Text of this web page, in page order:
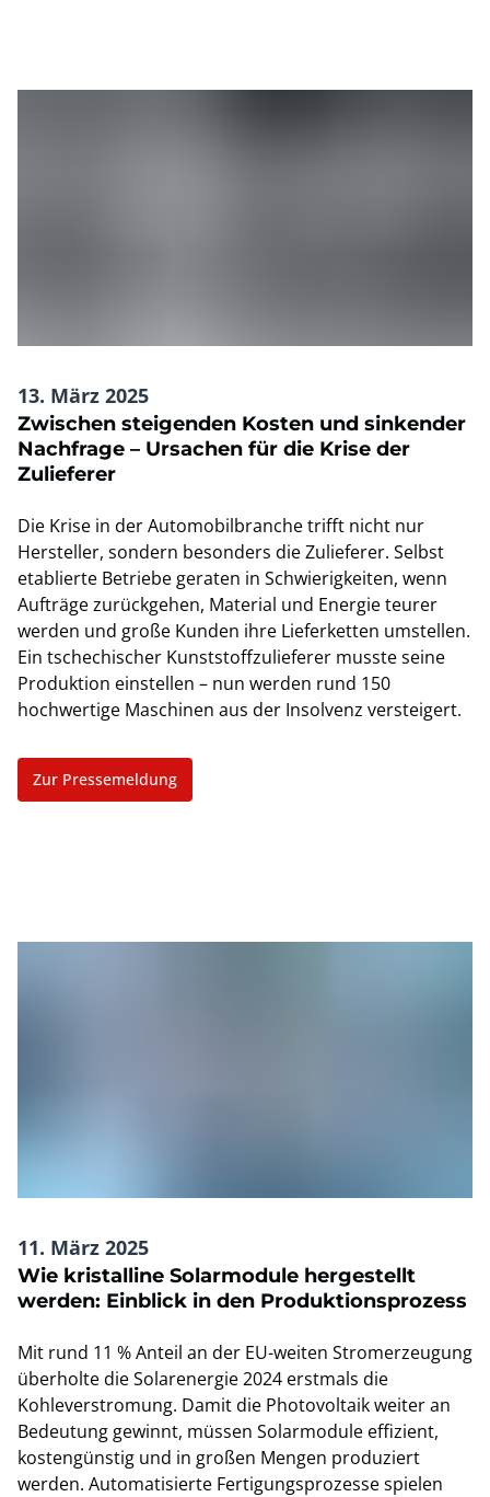
13. März 2025
Zwischen steigenden Kosten und sinkender
Nachfrage – Ursachen für die Krise der
Zulieferer
Die Krise in der Automobilbranche trifft nicht nur
Hersteller, sondern besonders die Zulieferer. Selbst
etablierte Betriebe geraten in Schwierigkeiten, wenn
Aufträge zurückgehen, Material und Energie teurer
werden und große Kunden ihre Lieferketten umstellen.
Ein tschechischer Kunststoffzulieferer musste seine
Produktion einstellen – nun werden rund 150
hochwertige Maschinen aus der Insolvenz versteigert.
Zur Pressemeldung
11. März 2025
Wie kristalline Solarmodule hergestellt
werden: Einblick in den Produktionsprozess
Mit rund 11 % Anteil an der EU-weiten Stromerzeugung
überholte die Solarenergie 2024 erstmals die
Kohleverstromung. Damit die Photovoltaik weiter an
Bedeutung gewinnt, müssen Solarmodule effizient,
kostengünstig und in großen Mengen produziert
werden. Automatisierte Fertigungsprozesse spielen